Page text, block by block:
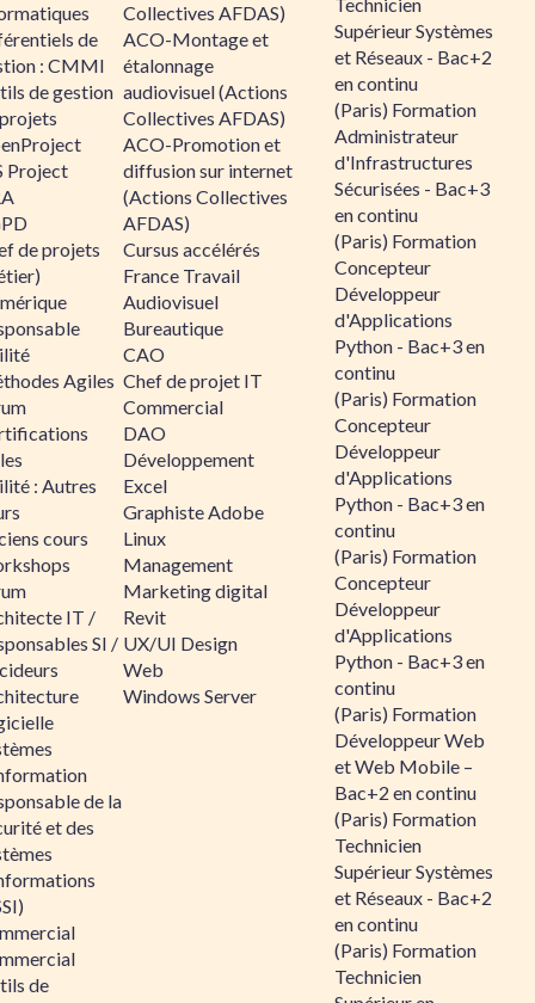
de
: CMMI
de gestion
Project
de projets
Agiles
: Autres
cours
IT /
SI /
de la
et des
de
Collectives AFDAS)
ACO-Montage et
étalonnage
audiovisuel (Actions
Collectives AFDAS)
ACO-Promotion et
diffusion sur internet
(Actions Collectives
AFDAS)
Cursus accélérés
France Travail
Audiovisuel
Bureautique
CAO
Chef de projet IT
Commercial
DAO
Développement
Excel
Graphiste Adobe
Linux
Management
Marketing digital
Revit
UX/UI Design
Web
Windows Server
Supérieur Systèmes
et Réseaux - Bac+2
en continu
(Paris) Formation
Administrateur
d'Infrastructures
Sécurisées - Bac+3
en continu
(Paris) Formation
Concepteur
Développeur
d'Applications
Python - Bac+3 en
continu
(Paris) Formation
Concepteur
Développeur
d'Applications
Python - Bac+3 en
continu
(Paris) Formation
Concepteur
Développeur
d'Applications
Python - Bac+3 en
continu
(Paris) Formation
Développeur Web
et Web Mobile –
Bac+2 en continu
(Paris) Formation
Technicien
Supérieur Systèmes
et Réseaux - Bac+2
en continu
(Paris) Formation
Technicien